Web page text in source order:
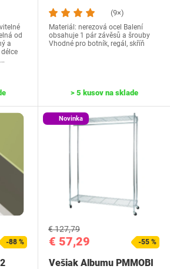
od
a
(9×)
Materiál: nerezová ocel Balení
obsahuje 1 pár závěsů a šrouby
Vhodné pro botník, regál, skříň
> 5 kusov na sklade
-88 %
Novinka
€ 57,29
€ 127,79
-55 %
Vešiak Albumu PMMOBI